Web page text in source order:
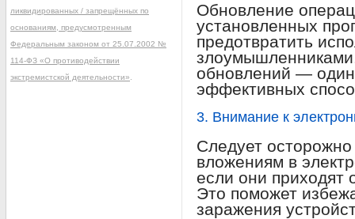
Обновление
установленных
предотвратить
обновлений —
эффективных
3. Внимание к
Следует
вложениям в
если они приходят
Это поможет
заражения
ликвидированных / запрещённых по
основаниям, предусмотренным
Федеральным законом от 25.07.2002 №
114-ФЗ «О противодействии
экстремистской деятельности»